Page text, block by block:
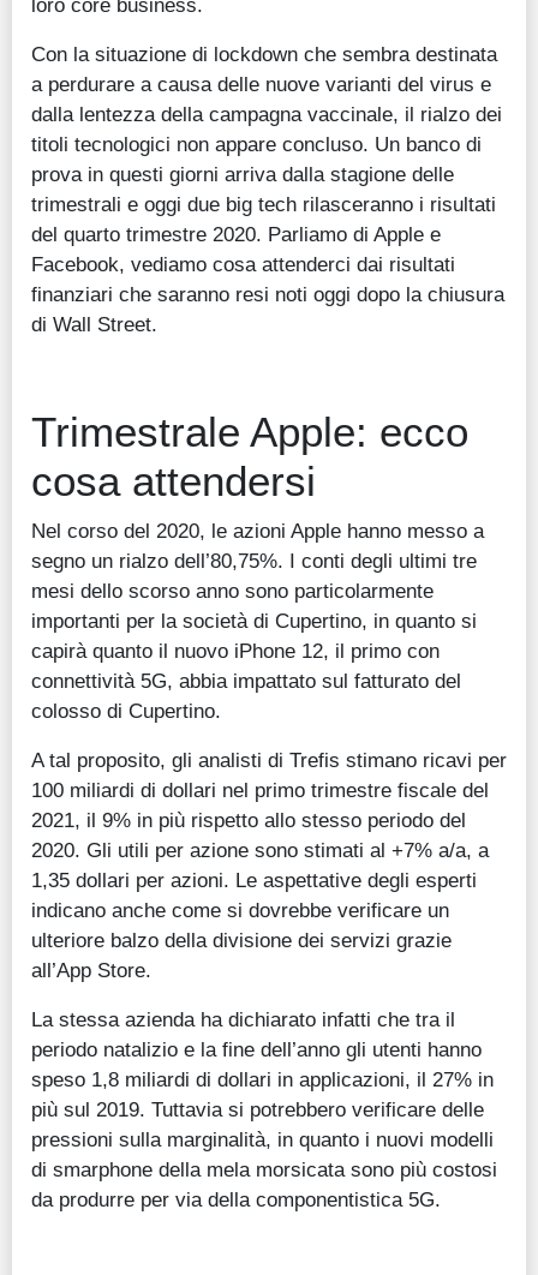
loro core business.
Con la situazione di lockdown che sembra destinata
a perdurare a causa delle nuove varianti del virus e
dalla lentezza della campagna vaccinale, il rialzo dei
titoli tecnologici non appare concluso. Un banco di
prova in questi giorni arriva dalla stagione delle
trimestrali e oggi due big tech rilasceranno i risultati
del quarto trimestre 2020. Parliamo di Apple e
Facebook, vediamo cosa attenderci dai risultati
finanziari che saranno resi noti oggi dopo la chiusura
di Wall Street.
Trimestrale Apple: ecco
cosa attendersi
Nel corso del 2020, le azioni Apple hanno messo a
segno un rialzo dell’80,75%. I conti degli ultimi tre
mesi dello scorso anno sono particolarmente
importanti per la società di Cupertino, in quanto si
capirà quanto il nuovo iPhone 12, il primo con
connettività 5G, abbia impattato sul fatturato del
colosso di Cupertino.
A tal proposito, gli analisti di Trefis stimano ricavi per
100 miliardi di dollari nel primo trimestre fiscale del
2021, il 9% in più rispetto allo stesso periodo del
2020. Gli utili per azione sono stimati al +7% a/a, a
1,35 dollari per azioni. Le aspettative degli esperti
indicano anche come si dovrebbe verificare un
ulteriore balzo della divisione dei servizi grazie
all’App Store.
La stessa azienda ha dichiarato infatti che tra il
periodo natalizio e la fine dell’anno gli utenti hanno
speso 1,8 miliardi di dollari in applicazioni, il 27% in
più sul 2019. Tuttavia si potrebbero verificare delle
pressioni sulla marginalità, in quanto i nuovi modelli
di smarphone della mela morsicata sono più costosi
da produrre per via della componentistica 5G.